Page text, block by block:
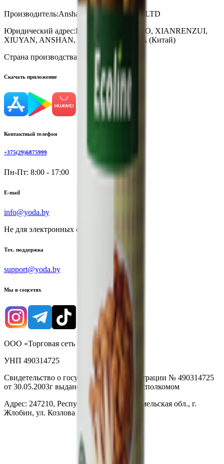
Производитель:Anshan N&M Foods CO., LTD
Юридический адрес:LTD XILAOYEMIAO, XIANRENZUI,
XIUYAN, ANSHAN, LIAONING, CHINA (Китай)
Страна производства:
Китай
Скачать приложение
Контактный телефон
+375(29)6875999
Пн-Пт: 8:00 - 17:00
E-mail
info@yoda.by
Не для электронных обращений
Тех. поддержка
support@yoda.by
Мы в соцсетях
ООО «Торговая сеть «Продмир»
УНП 490314725
Свидетельство о государственной регистрации № 490314725
от 30.05.2003г выдано Гомельским облисполкомом
Адрес: 247210, Республика Беларусь, Гомельская обл., г.
Жлобин, ул. Козлова 2-А